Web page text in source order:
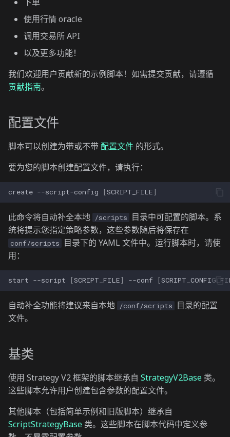
使用行情 oracle
调用交易所 API
以及更多功能！
我们欢迎用户贡献新的示例脚本！如需提交贡献，请遵循
贡献指南。
配置文件
脚本可以创建为带或不带 配置文件 的形式。
要为您的脚本创建配置文件，请执行：
create --script-config [SCRIPT_FILE]
此命令将自动补全本地 /scripts
目录中可配置的脚本。系
统将提示您指定策略参数，这些参数随后将保存在
conf/scripts
目录下的 YAML 文件中。运行脚本时，请使
用：
start --script [SCRIPT_FILE] --conf [
自动补全功能将建议来自本地 /conf/scripts
目录的配置
文件。
基类
使用 Strategy V2 框架的脚本继承自 StrategyV2Base 类。
这些脚本允许用户创建包含参数的配置文件。
其他脚本（包括简单示例和旧版脚本）继承自
ScriptStrategyBase 类。这些脚本在脚本代码中定义参